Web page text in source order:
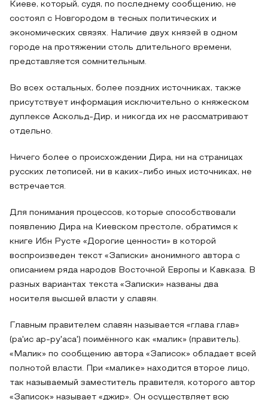
Киеве, который, судя, по последнему сообщению, не
состоял с Новгородом в тесных политических и
экономических связях. Наличие двух князей в одном
городе на протяжении столь длительного времени,
представляется сомнительным.
Во всех остальных, более поздних источниках, также
присутствует информация исключительно о княжеском
дуплексе Аскольд-Дир, и никогда их не рассматривают
отдельно.
Ничего более о происхождении Дира, ни на страницах
русских летописей, ни в каких-либо иных источниках, не
встречается.
Для понимания процессов, которые способствовали
появлению Дира на Киевском престоле, обратимся к
книге Ибн Русте «Дорогие ценности» в которой
воспроизведен текст «Записки» анонимного автора с
описанием ряда народов Восточной Европы и Кавказа. В
разных вариантах текста «Записки» названы два
носителя высшей власти у славян.
Главным правителем славян называется «глава глав»
(ра'ис ар-ру'аса') поимённого как «малик» (правитель).
«Малик» по сообщению автора «Записок» обладает всей
полнотой власти. При «малике» находится второе лицо,
так называемый заместитель правителя, которого автор
«Записок» называет «джир». Он осуществляет всю